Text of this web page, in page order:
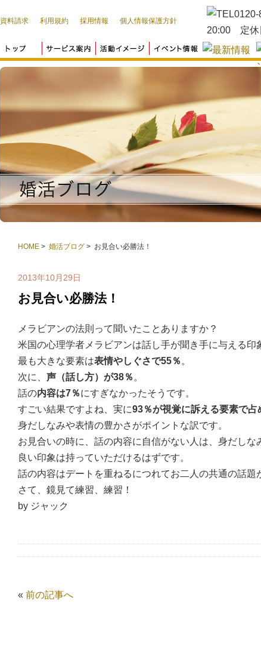
資料請求 利用規約 採用情報 個人情報保護方針
HOME > 婚活ブログ > お見合い必勝法！
2013年10月29日
お見合い必勝法！
メラビアンの法則って聞いたことありますか？
米国の心理学者メラビアンは話し手が聞き手に与える印
最も大きな要素は表情やしぐさで55％ 。
次に、 声（話し方）が38％ 。
話の内容は7％にすぎなかったそうです。
すごい結果ですよね、実に93％が視覚に訴える要素で占
身だしなみや表情の豊かさがポイントな訳です。
お見合いの時に、話の内容に自信がない人は、身だしな
良い印象は持っていただけるはずです。
話の内容はデートを重ねるにつれてお二人の共通の話題
さて、鏡見て練習、練習！
by ジャック
« 前の記事へ